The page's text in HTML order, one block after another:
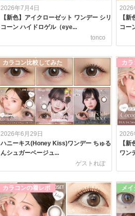
2026年7月4日
【新色】アイクローゼット ワンデー シリ
コーン ハイドロゲル（eye...
tonco
2026
【
コー
カラコン比較してみた
2026年6月29日
ハニーキス(Honey Kiss)ワンデー ちゅる
んシュガーベージュ...
ゲストれぽ
カ
2026
【
ワン
カラコンの着レポ メ